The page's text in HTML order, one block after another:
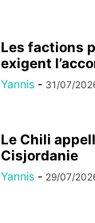
Les factions
exigent
Yannis - 31/07/
Le Chili
Cisjordanie
Yannis - 29/07/